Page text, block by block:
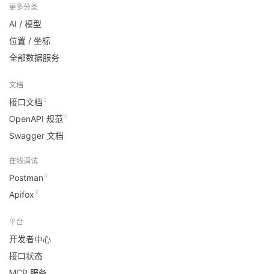
更多分类
AI / 模型
位置 / 坐标
全部数据服务
文档
接口文档
OpenAPI 规范
Swagger 文档
在线调试
Postman
Apifox
平台
开发者中心
接口状态